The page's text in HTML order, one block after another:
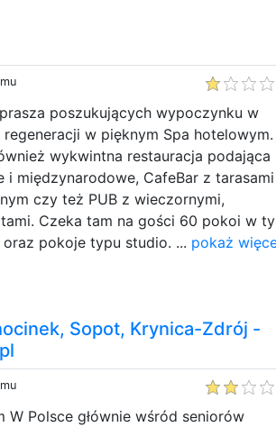
poszukujących wypoczynku w
w pięknym Spa hotelowym.
wykwintna restauracja podająca
i międzynarodowe, CafeBar z tarasami
czy też PUB z wieczornymi,
Czeka tam na gości 60 pokoi w
pokoje typu studio. ... pokaż
Sopot, Krynica-Zdrój -
W Polsce głównie wśród seniorów